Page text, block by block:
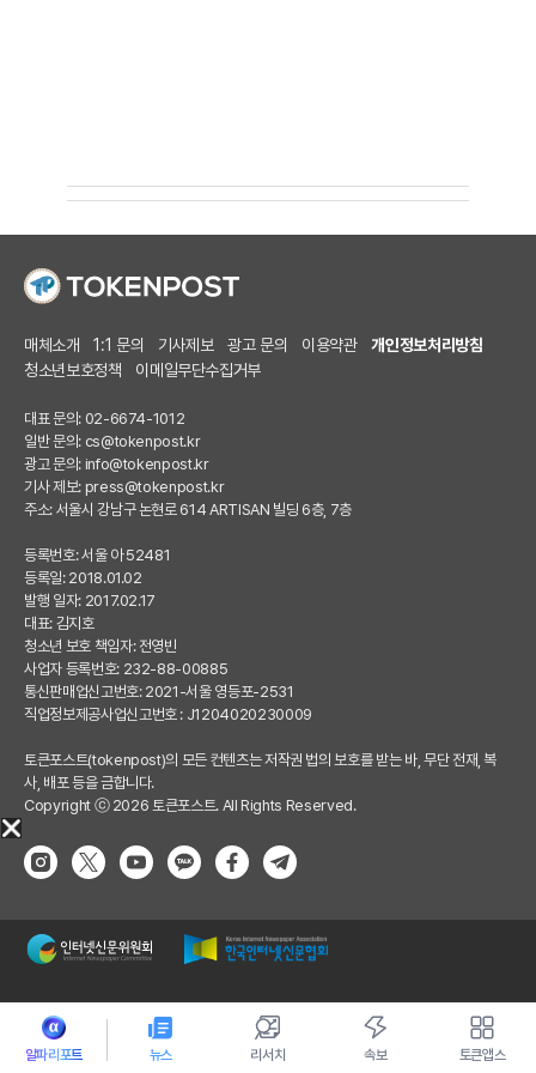
알파리포트 뉴스 리서치 속보 토큰앱스
매체소개 1:1 문의 기사제보 광고 문의 이용약관
개인정보처리방침
청소년보호정책
이메일무단수집거부
대표 문의: 02-6674-1012
일반 문의: cs@tokenpost.kr
광고 문의: info@tokenpost.kr
기사 제보: press@tokenpost.kr
주소: 서울시 강남구 논현로 614 ARTISAN 빌딩 6층, 7층
등록번호: 서울 아 52481
등록일: 2018.01.02
발행 일자: 2017.02.17
대표: 김지호
청소년 보호 책임자: 전영빈
사업자 등록번호: 232-88-00885
통신판매업신고번호: 2021-서울 영등포-2531
직업정보제공사업신고번호 : J1204020230009
토큰포스트(tokenpost)의 모든 컨텐츠는 저작권 법의 보호를 받는 바, 무단 전재, 복
사, 배포 등을 금합니다.
Copyright ⓒ 2026 토큰포스트. All Rights Reserved.